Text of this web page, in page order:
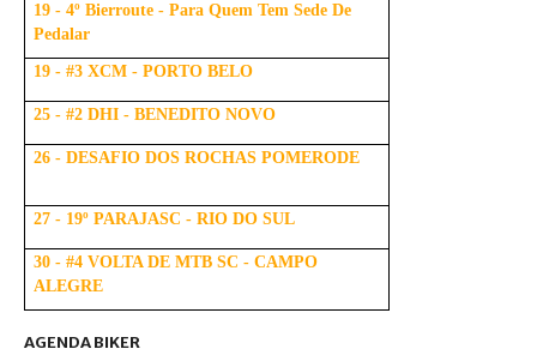
19 - 4º Bierroute - Para Quem Tem Sede De
Pedalar
19 - #3 XCM - PORTO BELO
25 - #2 DHI - BENEDITO NOVO
26 - DESAFIO DOS ROCHAS POMERODE
27 - 19º PARAJASC - RIO DO SUL
30 - #4 VOLTA DE MTB SC - CAMPO
ALEGRE
AGENDA BIKER